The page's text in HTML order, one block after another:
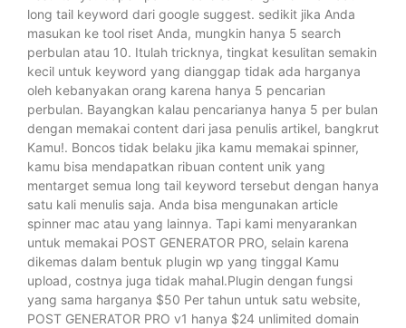
long tail keyword dari google suggest. sedikit jika Anda
masukan ke tool riset Anda, mungkin hanya 5 search
perbulan atau 10. Itulah tricknya, tingkat kesulitan semakin
kecil untuk keyword yang dianggap tidak ada harganya
oleh kebanyakan orang karena hanya 5 pencarian
perbulan. Bayangkan kalau pencarianya hanya 5 per bulan
dengan memakai content dari jasa penulis artikel, bangkrut
Kamu!. Boncos tidak belaku jika kamu memakai spinner,
kamu bisa mendapatkan ribuan content unik yang
mentarget semua long tail keyword tersebut dengan hanya
satu kali menulis saja. Anda bisa mengunakan article
spinner mac atau yang lainnya. Tapi kami menyarankan
untuk memakai POST GENERATOR PRO, selain karena
dikemas dalam bentuk plugin wp yang tinggal Kamu
upload, costnya juga tidak mahal.Plugin dengan fungsi
yang sama harganya $50 Per tahun untuk satu website,
POST GENERATOR PRO v1 hanya $24 unlimited domain